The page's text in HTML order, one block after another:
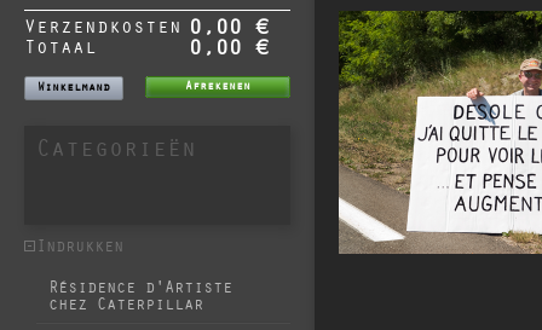
Verzendkosten 0,00 €
Totaal 0,00 €
Winkelmand Afrekenen
Categorieën
Indrukken
Résidence d'Artiste
chez Caterpillar